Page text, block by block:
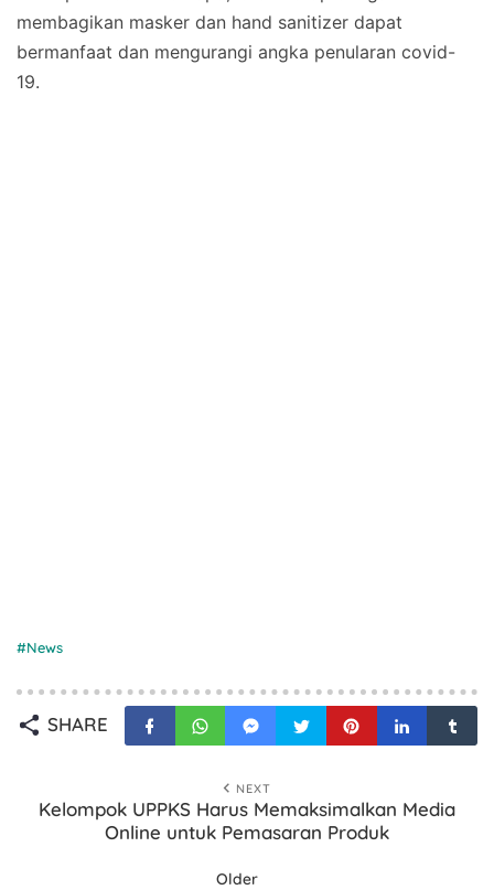
membagikan masker dan hand sanitizer dapat
bermanfaat dan mengurangi angka penularan covid-
19.
News
SHARE
NEXT
Kelompok UPPKS Harus Memaksimalkan Media
Online untuk Pemasaran Produk
Older